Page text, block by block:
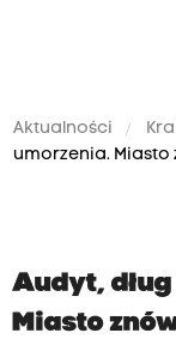
Aktualności
umorzenia.
Audyt,
Miasto